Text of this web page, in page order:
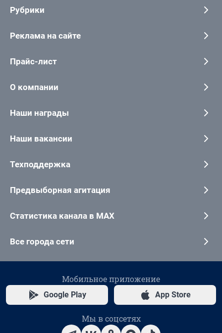
Рубрики
Реклама на сайте
Прайс-лист
О компании
Наши награды
Наши вакансии
Техподдержка
Предвыборная агитация
Статистика канала в MAX
Все города сети
Мобильное приложение
Google Play App Store
Мы в соцсетях